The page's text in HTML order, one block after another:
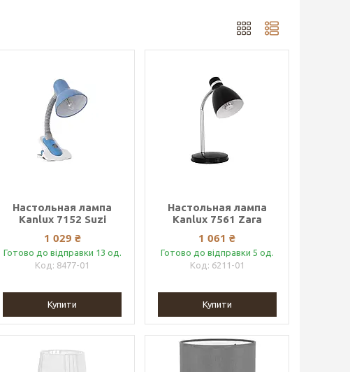
Настольная лампа
Kanlux 7152 Suzi
1 029 ₴
Готово до відправки 13 од.
8477-01
Купити
Настольная лампа
Kanlux 7561 Zara
1 061 ₴
Готово до відправки 5 од.
6211-01
Купити